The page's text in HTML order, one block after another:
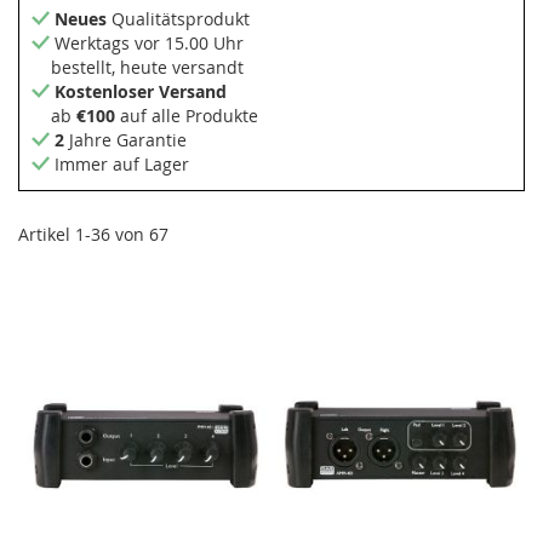
Artikel 1-36 von 67
Neues Qualitätsprodukt
Werktags vor 15.00 Uhr
bestellt, heute versandt
Kostenloser Versand
ab €100 auf alle Produkte
2 Jahre Garantie
Immer auf Lager